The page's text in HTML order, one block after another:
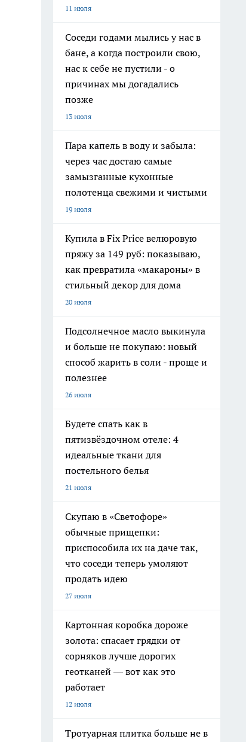
11 июля
Соседи годами мылись у нас в
бане, а когда построили свою,
нас к себе не пустили - о
причинах мы догадались
позже
13 июля
Пара капель в воду и забыла:
через час достаю самые
замызганные кухонные
полотенца свежими и чистыми
19 июля
Купила в Fix Price велюровую
пряжу за 149 руб: показываю,
как превратила «макароны» в
стильный декор для дома
20 июля
Подсолнечное масло выкинула
и больше не покупаю: новый
способ жарить в соли - проще и
полезнее
26 июля
Будете спать как в
пятизвёздочном отеле: 4
идеальные ткани для
постельного белья
21 июля
Скупаю в «Светофоре»
обычные прищепки:
приспособила их на даче так,
что соседи теперь умоляют
продать идею
27 июля
Картонная коробка дороже
золота: спасает грядки от
сорняков лучше дорогих
геотканей — вот как это
работает
12 июля
Тротуарная плитка больше не в